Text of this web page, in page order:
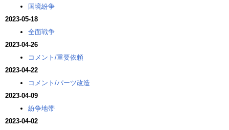
国境紛争
2023-05-18
全面戦争
2023-04-26
コメント/重要依頼
2023-04-22
コメント/パーツ改造
2023-04-09
紛争地帯
2023-04-02